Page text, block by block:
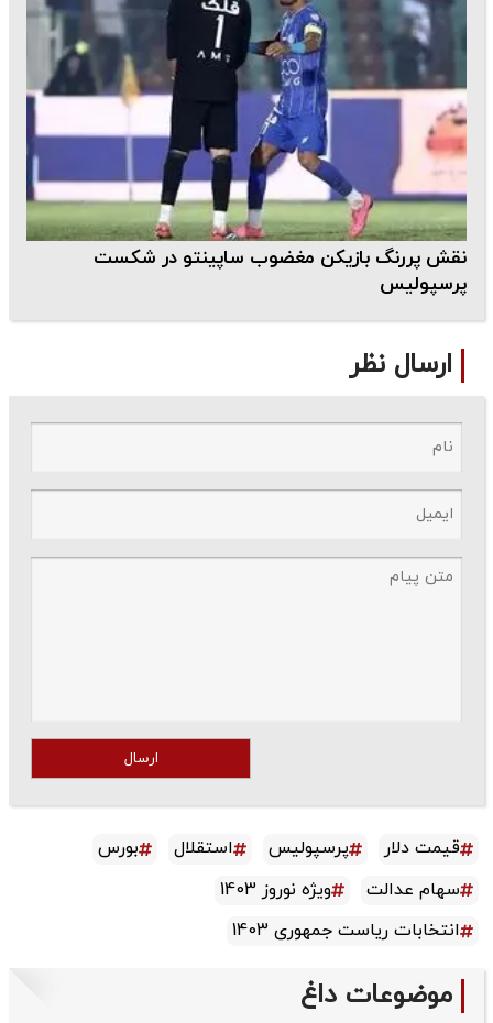
نقش پررنگ بازیکن مغضوب ساپینتو در شکست
پرسپولیس
ارسال نظر
ارسال
قیمت دلار پرسپولیس استقلال
بورس
سهام عدالت
ویژه نوروز 1403
انتخابات ریاست جمهوری 1403
موضوعات داغ